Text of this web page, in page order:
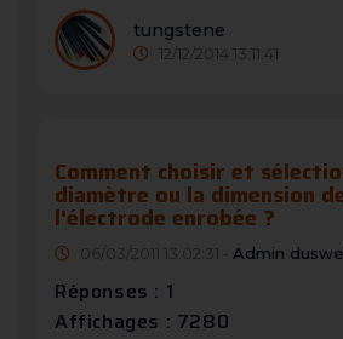
tungstene
12/12/2014 13:11:41
Comment choisir et
diamètre ou la dimension
l'électrode enrobée ?
06/03/2011 13:02:31 - Admin
Réponses : 1
Affichages : 7280